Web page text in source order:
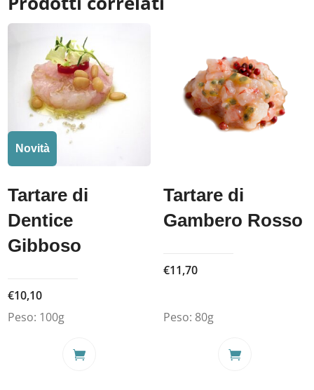
Novità
Tartare di
Dentice
Gibboso
€10,10
Peso: 100g
Tartare di
Gambero Rosso
€11,70
Peso: 80g